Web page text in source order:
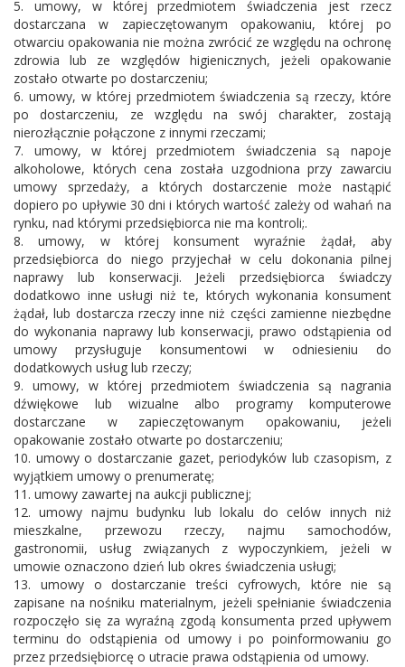
5. umowy, w której przedmiotem świadczenia jest rzecz
dostarczana w zapieczętowanym opakowaniu, której po
otwarciu opakowania nie można zwrócić ze względu na ochronę
zdrowia lub ze względów higienicznych, jeżeli opakowanie
zostało otwarte po dostarczeniu;
6. umowy, w której przedmiotem świadczenia są rzeczy, które
po dostarczeniu, ze względu na swój charakter, zostają
nierozłącznie połączone z innymi rzeczami;
7. umowy, w której przedmiotem świadczenia są napoje
alkoholowe, których cena została uzgodniona przy zawarciu
umowy sprzedaży, a których dostarczenie może nastąpić
dopiero po upływie 30 dni i których wartość zależy od wahań na
rynku, nad którymi przedsiębiorca nie ma kontroli;.
8. umowy, w której konsument wyraźnie żądał, aby
przedsiębiorca do niego przyjechał w celu dokonania pilnej
naprawy lub konserwacji. Jeżeli przedsiębiorca świadczy
dodatkowo inne usługi niż te, których wykonania konsument
żądał, lub dostarcza rzeczy inne niż części zamienne niezbędne
do wykonania naprawy lub konserwacji, prawo odstąpienia od
umowy przysługuje konsumentowi w odniesieniu do
dodatkowych usług lub rzeczy;
9. umowy, w której przedmiotem świadczenia są nagrania
dźwiękowe lub wizualne albo programy komputerowe
dostarczane w zapieczętowanym opakowaniu, jeżeli
opakowanie zostało otwarte po dostarczeniu;
10. umowy o dostarczanie gazet, periodyków lub czasopism, z
wyjątkiem umowy o prenumeratę;
11. umowy zawartej na aukcji publicznej;
12. umowy najmu budynku lub lokalu do celów innych niż
mieszkalne, przewozu rzeczy, najmu samochodów,
gastronomii, usług związanych z wypoczynkiem, jeżeli w
umowie oznaczono dzień lub okres świadczenia usługi;
13. umowy o dostarczanie treści cyfrowych, które nie są
zapisane na nośniku materialnym, jeżeli spełnianie świadczenia
rozpoczęło się za wyraźną zgodą konsumenta przed upływem
terminu do odstąpienia od umowy i po poinformowaniu go
przez przedsiębiorcę o utracie prawa odstąpienia od umowy.